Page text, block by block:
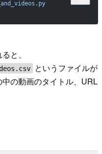
と、
というファイルが
の動画のタイトル、URL